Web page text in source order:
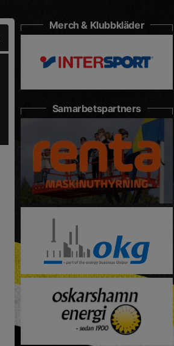
Merch & Klubbkläder
Samarbetspartners